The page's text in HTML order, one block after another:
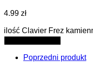
4.99 zł
ilość Clavier Frez
Poprzedni produkt